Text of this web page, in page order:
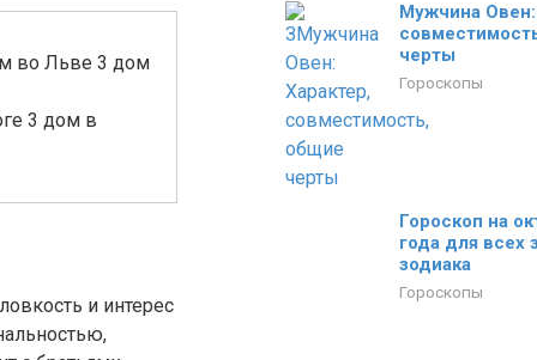
во Льве 3 дом
3 дом в
и интерес
Мужчина Овен:
черты
Гороскопы
Гороскоп на
года для всех
зодиака
Гороскопы